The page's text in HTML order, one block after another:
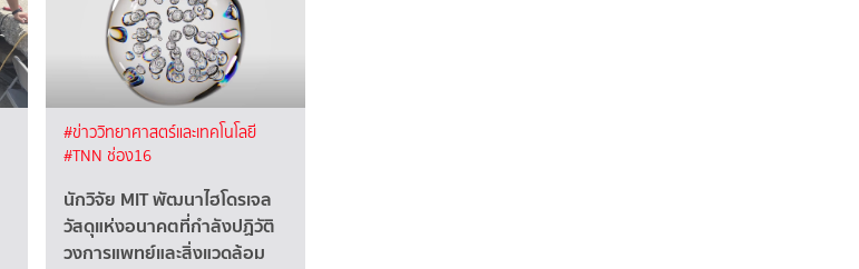
#ข่าววิทยาศาสตร์และเทคโนโลยี
#TNN ช่อง16
นักวิจัย MIT พัฒนาไฮโดรเจล
วัสดุแห่งอนาคตที่กำลังปฏิวัติ
วงการแพทย์และสิ่งแวดล้อม